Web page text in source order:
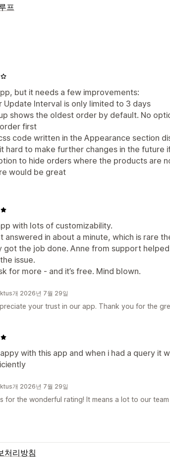
프
전환 추적
but it needs a few improvements:
Update Interval is only limited to 3 days
shows the oldest order by default. No
first
code written in the Appearance section
hard to make further changes in the future
to hide orders where the products are
would be great
with lots of customizability.
answered in about a minute, which is rare
got the job done. Anne from support
issue.
for more - and it’s free. Mind blown.
개 2026년 7월 29일
your trust in our app. Thank you for the
with this app and when i had a query it
개 2026년 7월 29일
for the wonderful rating! It means a lot to our
처리방침